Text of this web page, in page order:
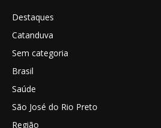
Destaques
Catanduva
Sem categoria
Brasil
Saúde
São José do Rio Preto
Região